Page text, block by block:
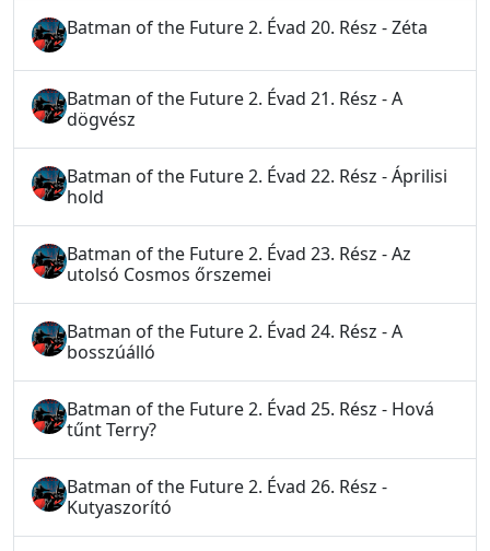
Batman of the Future 2. Évad 20. Rész - Zéta
Batman of the Future 2. Évad 21. Rész - A
dögvész
Batman of the Future 2. Évad 22. Rész - Áprilisi
hold
Batman of the Future 2. Évad 23. Rész - Az
utolsó Cosmos őrszemei
Batman of the Future 2. Évad 24. Rész - A
bosszúálló
Batman of the Future 2. Évad 25. Rész - Hová
tűnt Terry?
Batman of the Future 2. Évad 26. Rész -
Kutyaszorító